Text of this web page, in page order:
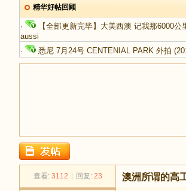
新
足
›
精华好帖回顾
· 【全部更新完毕】大美西澳 记我那6000
aussi
·
悉尼 7月24号 CENTENIAL PARK 外拍
查看: 3112 回复: 23 澳洲所谓的高